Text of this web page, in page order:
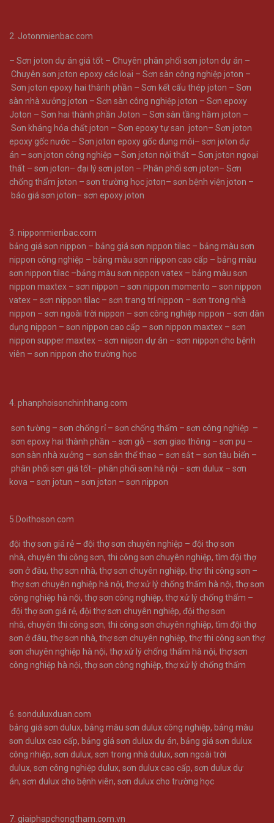
2. Jotonmienbac.com
– Sơn joton dự án giá tốt – Chuyên phân phối sơn joton dự án –
Chuyên sơn joton epoxy các loại – Sơn sàn công nghiệp joton –
Sơn joton epoxy hai thành phần – Sơn kết cấu thép joton – Sơn
sàn nhà xưởng joton – Sơn sàn công nghiệp joton – Sơn epoxy
Joton – Sơn hai thành phần Joton – Sơn sàn tầng hầm joton –
Sơn kháng hóa chất joton – Sơn epoxy tự san joton– Sơn joton
epoxy gốc nước – Sơn joton epoxy gốc dung môi– sơn joton dự
án – sơn joton công nghiệp – Sơn joton nội thất – Sơn joton ngoại
thất – sơn joton– đại lý sơn joton – Phân phối sơn joton– Sơn
chống thấm joton – sơn trường học joton– sơn bệnh viện joton –
báo giá sơn joton– sơn epoxy joton
3. nipponmienbac.com
bảng giá sơn nippon – bảng giá sơn nippon tilac – bảng màu sơn
nippon công nghiệp – bảng màu sơn nippon cao cấp – bảng màu
sơn nippon tilac –bảng màu sơn nippon vatex – bảng màu sơn
nippon maxtex – sơn nippon – sơn nippon momento – son nippon
vatex – sơn nippon tilac – sơn trang trí nippon – sơn trong nhà
nippon – sơn ngoài trời nippon – sơn công nghiệp nippon – sơn dân
dụng nippon – sơn nippon cao cấp – sơn nippon maxtex – sơn
nippon supper maxtex – sơn niipon dự án – sơn nippon cho bệnh
viên – sơn nippon cho trường học
4. phanphoisonchinhhang.com
sơn tường – sơn chống rỉ – sơn chống thấm – sơn công nghiệp –
sơn epoxy hai thành phần – sơn gỗ – sơn giao thông – sơn pu –
sơn sàn nhà xưởng – sơn sân thể thao – sơn sắt – sơn tàu biển –
phân phối sơn giá tốt– phân phối sơn hà nội – sơn dulux – sơn
kova – sơn jotun – sơn joton – sơn nippon
5.Doithoson.com
đội thợ sơn giá rẻ – đội thợ sơn chuyên nghiệp – đội thợ sơn
nhà, chuyên thi công sơn, thi công sơn chuyên nghiệp, tìm đội thợ
sơn ở đâu, thợ sơn nhà, thợ sơn chuyên nghiệp, thợ thi công sơn –
thợ sơn chuyên nghiệp hà nội, thợ xử lý chống thấm hà nội, thợ sơn
công nghiệp hà nội, thợ sơn công nghiệp, thợ xử lý chống thấm –
đội thợ sơn giá rẻ, đội thợ sơn chuyên nghiệp, đội thợ sơn
nhà, chuyên thi công sơn, thi công sơn chuyên nghiệp, tìm đội thợ
sơn ở đâu, thợ sơn nhà, thợ sơn chuyên nghiệp, thợ thi công sơn thợ
sơn chuyên nghiệp hà nội, thợ xử lý chống thấm hà nội, thợ sơn
công nghiệp hà nội, thợ sơn công nghiệp, thợ xử lý chống thấm
6. sonduluxduan.com
bảng giá sơn dulux, bảng màu sơn dulux công nghiệp, bảng màu
sơn dulux cao cấp, bảng giá sơn dulux dự án, bảng giá sơn dulux
công nhiệp, sơn dulux, sơn trong nhà dulux, sơn ngoài trời
dulux, sơn công nghiệp dulux, sơn dulux cao cấp, sơn dulux dự
án, sơn dulux cho bệnh viên, sơn dulux cho trường học
7. giaiphapchongtham.com.vn